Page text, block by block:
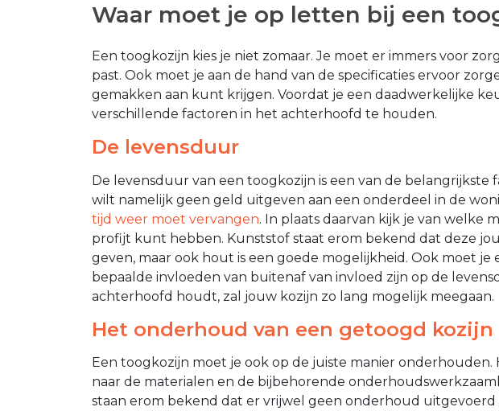
Waar moet je op letten bij een
Een toogkozijn kies je niet zomaar. Je moet er immers voor
past. Ook moet je aan de hand van de specificaties ervoor
gemakken aan kunt krijgen. Voordat je een daadwerkelijke
verschillende factoren in het achterhoofd te houden.
De levensduur
De levensduur van een toogkozijn is een van de belangrijkste
wilt namelijk geen geld uitgeven aan een onderdeel in de
tijd weer moet vervangen. In plaats daarvan kijk je van welke
profijt kunt hebben. Kunststof staat erom bekend dat deze
geven, maar ook hout is een goede mogelijkheid. Ook moet
bepaalde invloeden van buitenaf van invloed zijn op de
achterhoofd houdt, zal jouw kozijn zo lang mogelijk meegaan.
Het onderhoud van een getoogd kozijn
Een toogkozijn moet je ook op de juiste manier onderhouden.
naar de materialen en de bijbehorende
staan erom bekend dat er vrijwel geen onderhoud